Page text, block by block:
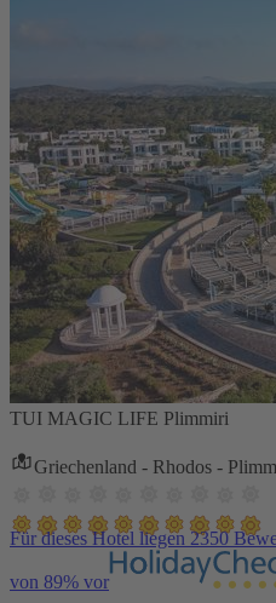
TUI MAGIC LIFE Plimmiri
Griechenland - Rhodos -
Für dieses Hotel liegen 2350
von 89% vor